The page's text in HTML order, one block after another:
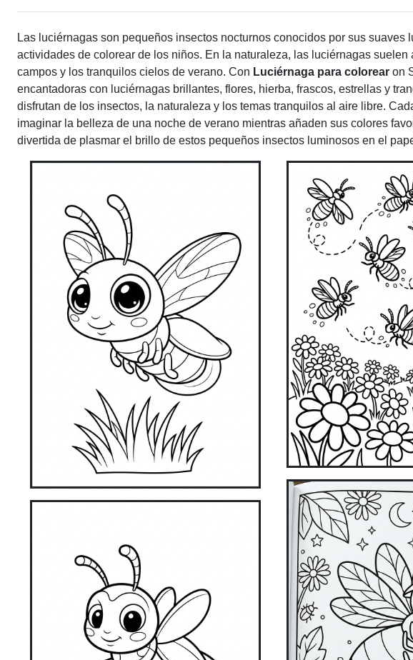
Las luciérnagas son pequeños insectos nocturnos conocidos por sus
actividades de colorear de los niños. En la naturaleza, las luciérnagas
campos y los tranquilos cielos de verano. Con Luciérnaga para colorear on
encantadoras con luciérnagas brillantes, flores, hierba, frascos, estrellas y
disfrutan de los insectos, la naturaleza y los temas tranquilos al aire libre.
imaginar la belleza de una noche de verano mientras añaden sus colores
divertida de plasmar el brillo de estos pequeños insectos luminosos en el